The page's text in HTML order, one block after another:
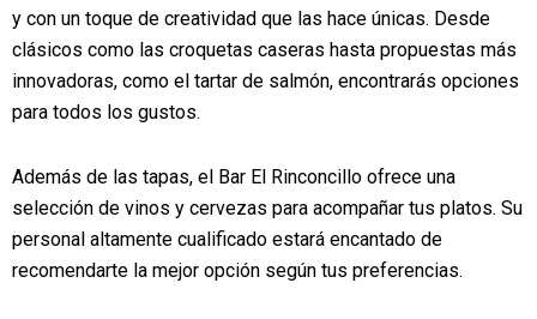
y con un toque de creatividad que las hace únicas. Desde
clásicos como las croquetas caseras hasta propuestas más
innovadoras, como el tartar de salmón, encontrarás opciones
para todos los gustos.
Además de las tapas, el Bar El Rinconcillo ofrece una
selección de vinos y cervezas para acompañar tus platos. Su
personal altamente cualificado estará encantado de
recomendarte la mejor opción según tus preferencias.